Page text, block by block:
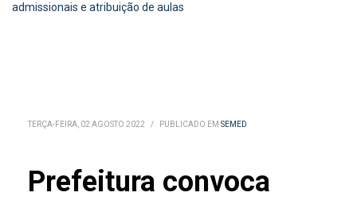
admissionais e atribuição de aulas
TERÇA-FEIRA, 02 AGOSTO 2022 / PUBLICADO EM SEMED
Prefeitura convoca